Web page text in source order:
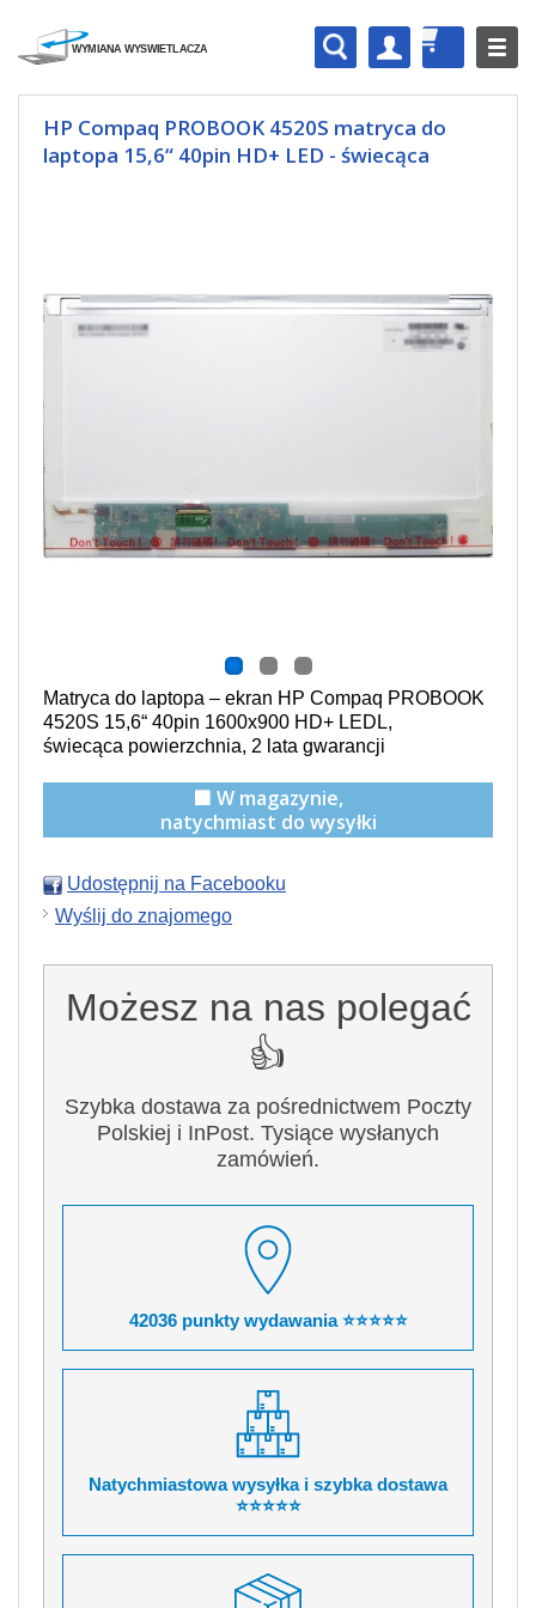
HP Compaq PROBOOK 4520S matryca do
laptopa 15,6“ 40pin HD+ LED - świecąca
Matryca do laptopa – ekran HP Compaq PROBOOK
4520S 15,6“ 40pin 1600x900 HD+ LEDL,
świecąca powierzchnia, 2 lata gwarancji
🟩 W magazynie,
natychmiast do wysyłki
Udostępnij na Facebooku
Wyślij do znajomego
Możesz na nas polegać
👍
Szybka dostawa za pośrednictwem Poczty
Polskiej i InPost. Tysiące wysłanych
zamówień.
42036 punkty wydawania ⭐⭐⭐⭐⭐
Natychmiastowa wysyłka i szybka dostawa
⭐⭐⭐⭐⭐